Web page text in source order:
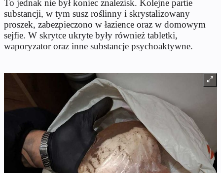
To jednak nie był koniec znalezisk. Kolejne partie
substancji, w tym susz roślinny i skrystalizowany
proszek, zabezpieczono w łazience oraz w domowym
sejfie. W skrytce ukryte były również tabletki,
waporyzator oraz inne substancje psychoaktywne.